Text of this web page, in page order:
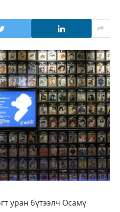
уран бүтээлч Осамү